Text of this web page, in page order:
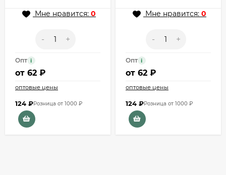
Мне нравится: 0
- +
Опт i
от 62 ₽
оптовые цены
124 ₽Розница от 1000 ₽
Мне нравится: 0
- +
Опт i
от 62 ₽
оптовые цены
124 ₽Розница от 1000 ₽